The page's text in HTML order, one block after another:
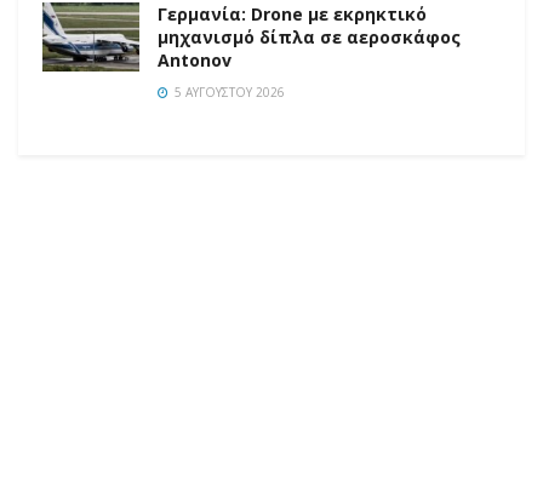
Γερμανία: Drone με εκρηκτικό
μηχανισμό δίπλα σε αεροσκάφος
Antonov
5 ΑΥΓΟΎΣΤΟΥ 2026